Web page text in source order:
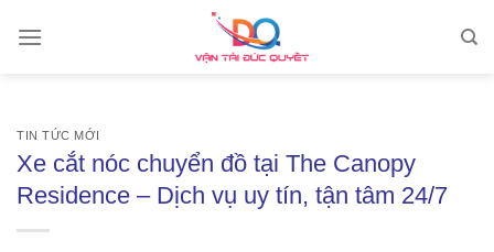
TIN TỨC MỚI
Xe cắt nóc chuyển đồ tại The Canopy
Residence – Dịch vụ uy tín, tận tâm 24/7